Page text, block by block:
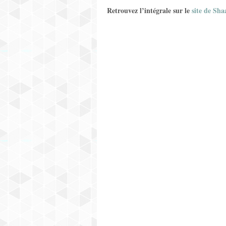
Retrouvez l’intégrale sur lesite de